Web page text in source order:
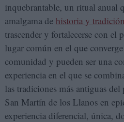
inquebrantable, un ritual anual
amalgama de historia y tradición
trascender y fortalecerse con el
lugar común en el que
comunidad y pueden ser una
experiencia en el que se
las tradiciones más antiguas
San Martín de los Llanos en
experiencia diferencial, única,